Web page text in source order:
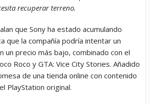
recuperar terreno.
que Sony ha estado acumulando
que la compañía podría intentar un
un precio más bajo, combinado con el
Roco y GTA: Vice City Stories. Añadido
de una tienda online con contenido
PlayStation original.